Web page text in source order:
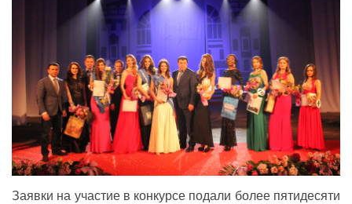
Заявки на участие в конкурсе подали более пятидесяти